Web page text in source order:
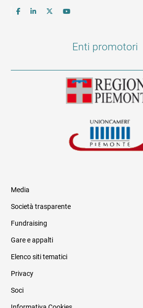
Enti promotori
Informazioni legali e
Media
Società trasparente
Fundraising
Gare e appalti
Elenco siti tematici
Privacy
Soci